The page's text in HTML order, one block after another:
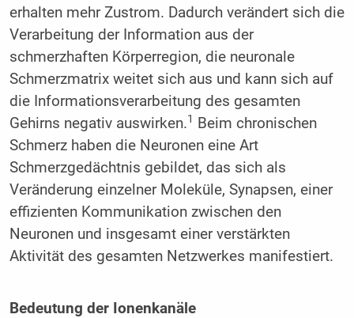
erhalten mehr Zustrom. Dadurch verändert sich die
Verarbeitung der Information aus der
schmerzhaften Körperregion, die neuronale
Schmerzmatrix weitet sich aus und kann sich auf
die Informationsverarbeitung des gesamten
Gehirns negativ auswirken.1
Beim chronischen
Schmerz haben die Neuronen eine Art
Schmerzgedächtnis gebildet, das sich als
Veränderung einzelner Moleküle, Synapsen, einer
effizienten Kommunikation zwischen den
Neuronen und insgesamt einer verstärkten
Aktivität des gesamten Netzwerkes manifestiert.
Bedeutung der Ionenkanäle